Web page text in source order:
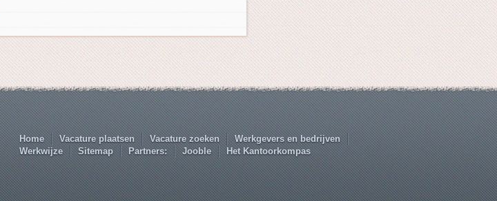
Home Vacature plaatsen Vacature zoeken
Werkgevers en bedrijven
Werkwijze
Sitemap Partners: Jooble Het Kantoorkompas